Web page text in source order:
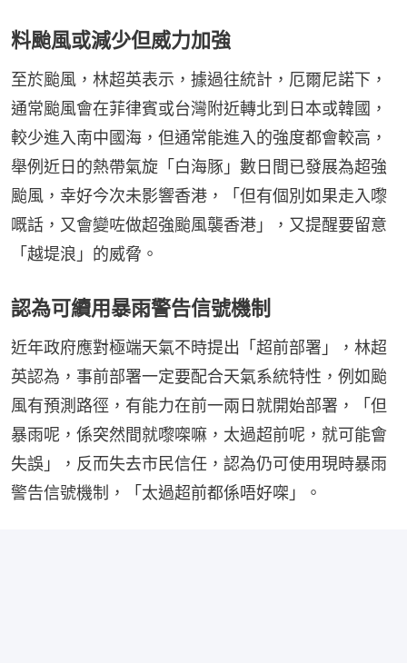
料颱風或減少但威力加強
至於颱風，林超英表示，據過往統計，厄爾尼諾下，
通常颱風會在菲律賓或台灣附近轉北到日本或韓國，
較少進入南中國海，但通常能進入的強度都會較高，
舉例近日的熱帶氣旋「白海豚」數日間已發展為超強
颱風，幸好今次未影響香港，「但有個別如果走入嚟
嘅話，又會變咗做超強颱風襲香港」，又提醒要留意
「越堤浪」的威脅。
認為可續用暴雨警告信號機制
近年政府應對極端天氣不時提出「超前部署」，林超
英認為，事前部署一定要配合天氣系統特性，例如颱
風有預測路徑，有能力在前一兩日就開始部署，「但
暴雨呢，係突然間就嚟㗎嘛，太過超前呢，就可能會
失誤」，反而失去市民信任，認為仍可使用現時暴雨
警告信號機制，「太過超前都係唔好㗎」。